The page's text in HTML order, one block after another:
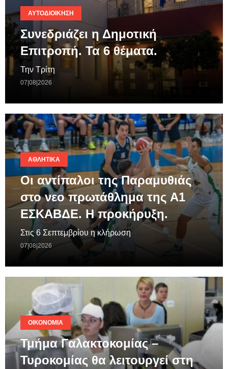
ΑΥΤΟΔΙΟΊΚΗΣΗ
Συνεδριάζει η Δημοτική
Επιτροπή. Τα 6 θέματα.
Την Τρίτη
07|08|2026
ΑΘΛΗΤΙΚΆ
Οι αντίπαλοι της Παραμυθιάς
στο νεο πρωτάθλημα της A1
ΕΣΚΑΒΔΕ. Η προκήρυξη.
Στις 6 Σεπτεμβρίου η κλήρωση
07|08|2026
ΟΙΚΟΝΟΜΊΑ
Τμήμα Γαλακτοκομίας –
Τυροκομίας θα λειτουργεί στη